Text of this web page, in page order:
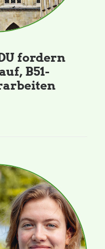
fordern
B51-